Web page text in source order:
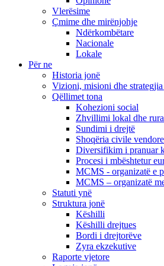
Vlerësime
Çmime dhe mirënjohje
Ndërkombëtare
Nacionale
Lokale
Për ne
Historia jonë
Vizioni, misioni dhe
Qëllimet tona
Kohezioni social
Zhvillimi lokal dhe
Sundimi i drejtë
Shoqëria civile
Diversifikim i pranuar
Procesi i mbështetur
MCMS - organizatë e
MCMS – organizatë
Statuti ynë
Struktura jonë
Këshilli
Këshilli drejtues
Bordi i drejtorëve
Zyra ekzekutive
Raporte vjetore